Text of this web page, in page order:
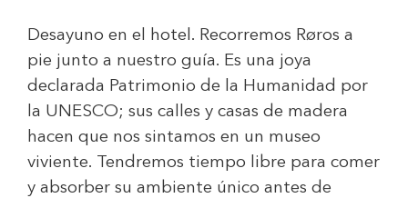
Desayuno en el hotel. Recorremos Røros a
pie junto a nuestro guía. Es una joya
declarada Patrimonio de la Humanidad por
la UNESCO; sus calles y casas de madera
hacen que nos sintamos en un museo
viviente. Tendremos tiempo libre para comer
y absorber su ambiente único antes de